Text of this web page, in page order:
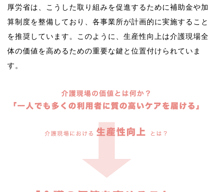
厚労省は、こうした取り組みを促進するために補助金や加
算制度を整備しており、各事業所が計画的に実施すること
を推奨しています。このように、生産性向上は介護現場全
体の価値を高めるための重要な鍵と位置付けられていま